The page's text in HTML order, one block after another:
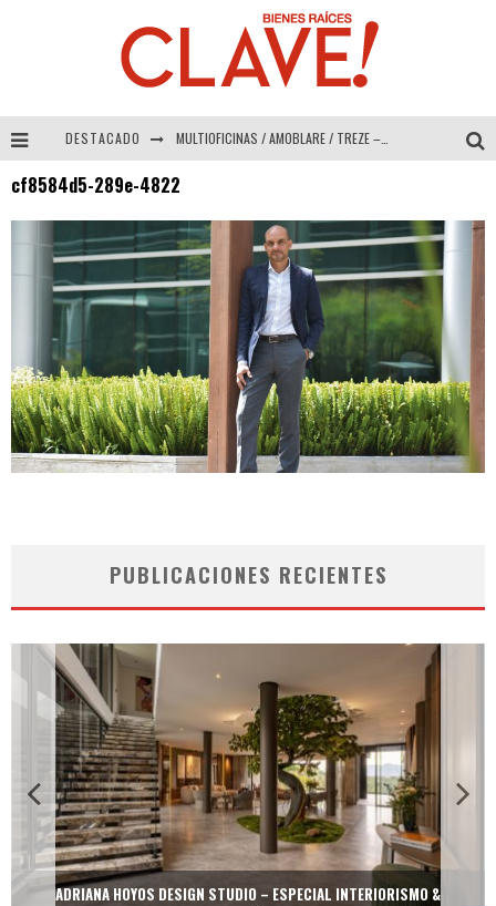
DESTACADO MULTIOFICINAS / AMOBLARE / TREZE – Especial Interiorismo & Decoración 2026
COLINEAL – Especial Interiorismo & Decoración 2026
ADRIANA HOYOS DESIGN STUDIO – Especial Interiorismo & Decoración 2026
cf8584d5-289e-4822
PUBLICACIONES RECIENTES
ADRIANA HOYOS DESIGN STUDIO – ESPECIAL INTERIORISMO &